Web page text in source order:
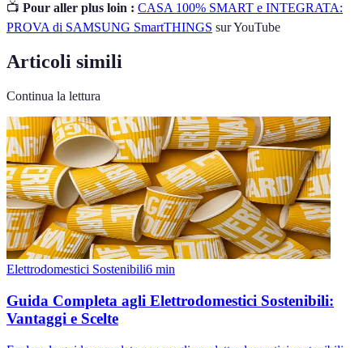
📺 Pour aller plus loin : CASA 100% SMART e INTEGRATA:
PROVA di SAMSUNG SmartTHINGS sur YouTube
Articoli simili
Continua la lettura
Elettrodomestici Sostenibili6 min
Guida Completa agli Elettrodomestici Sostenibili:
Vantaggi e Scelte